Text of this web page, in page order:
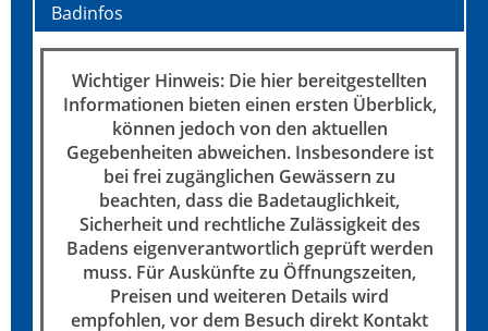
Badinfos
Wichtiger Hinweis: Die hier bereitgestellten
Informationen bieten einen ersten Überblick,
können jedoch von den aktuellen
Gegebenheiten abweichen. Insbesondere ist
bei frei zugänglichen Gewässern zu
beachten, dass die Badetauglichkeit,
Sicherheit und rechtliche Zulässigkeit des
Badens eigenverantwortlich geprüft werden
muss. Für Auskünfte zu Öffnungszeiten,
Preisen und weiteren Details wird
empfohlen, vor dem Besuch direkt Kontakt